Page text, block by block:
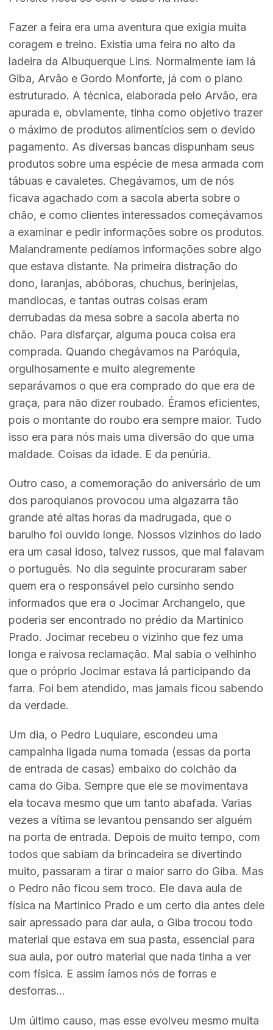
Fazer a feira era uma aventura que exigia muita
coragem e treino. Existia uma feira no alto da
ladeira da Albuquerque Lins. Normalmente iam lá
Giba, Arvão e Gordo Monforte, já com o plano
estruturado. A técnica, elaborada pelo Arvão, era
apurada e, obviamente, tinha como objetivo trazer
o máximo de produtos alimentícios sem o devido
pagamento. As diversas bancas dispunham seus
produtos sobre uma espécie de mesa armada com
tábuas e cavaletes. Chegávamos, um de nós
ficava agachado com a sacola aberta sobre o
chão, e como clientes interessados começávamos
a examinar e pedir informações sobre os produtos.
Malandramente pedíamos informações sobre algo
que estava distante. Na primeira distração do
dono, laranjas, abóboras, chuchus, berinjelas,
mandiocas, e tantas outras coisas eram
derrubadas da mesa sobre a sacola aberta no
chão. Para disfarçar, alguma pouca coisa era
comprada. Quando chegávamos na Paróquia,
orgulhosamente e muito alegremente
separávamos o que era comprado do que era de
graça, para não dizer roubado. Éramos eficientes,
pois o montante do roubo era sempre maior. Tudo
isso era para nós mais uma diversão do que uma
maldade. Coisas da idade. E da penúria.
Outro caso, a comemoração do aniversário de um
dos paroquianos provocou uma algazarra tão
grande até altas horas da madrugada, que o
barulho foi ouvido longe. Nossos vizinhos do lado
era um casal idoso, talvez russos, que mal falavam
o português. No dia seguinte procuraram saber
quem era o responsável pelo cursinho sendo
informados que era o Jocimar Archangelo, que
poderia ser encontrado no prédio da Martinico
Prado. Jocimar recebeu o vizinho que fez uma
longa e raivosa reclamação. Mal sabia o velhinho
que o próprio Jocimar estava lá participando da
farra. Foi bem atendido, mas jamais ficou sabendo
da verdade.
Um dia, o Pedro Luquiare, escondeu uma
campainha ligada numa tomada (essas da porta
de entrada de casas) embaixo do colchão da
cama do Giba. Sempre que ele se movimentava
ela tocava mesmo que um tanto abafada. Varias
vezes a vítima se levantou pensando ser alguém
na porta de entrada. Depois de muito tempo, com
todos que sabiam da brincadeira se divertindo
muito, passaram a tirar o maior sarro do Giba. Mas
o Pedro não ficou sem troco. Ele dava aula de
física na Martinico Prado e um certo dia antes dele
sair apressado para dar aula, o Giba trocou todo
material que estava em sua pasta, essencial para
sua aula, por outro material que nada tinha a ver
com física. E assim íamos nós de forras e
desforras...
Um último causo, mas esse evolveu mesmo muita